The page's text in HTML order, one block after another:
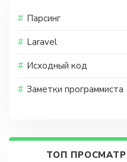
Парсинг
Laravel
Исходный код
Заметки программиста
ТОП